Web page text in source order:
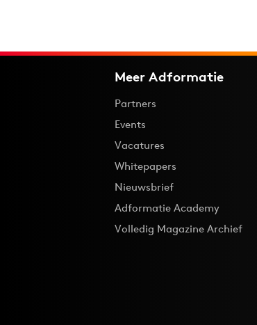
Meer Adformatie
Partners
Events
Vacatures
Whitepapers
Nieuwsbrief
Adformatie Academy
Volledig Magazine Archief